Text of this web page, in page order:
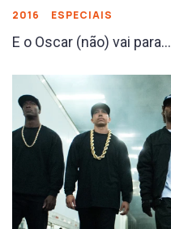
2016 ESPECIAIS
E o Oscar (não) vai para…